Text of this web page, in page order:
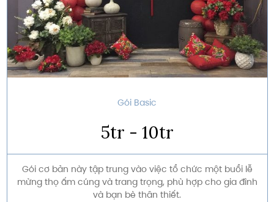
Gói Basic
5tr - 10tr
Gói cơ bản này tập trung vào việc tổ chức một buổi lễ
mừng thọ ấm cúng và trang trọng, phù hợp cho gia đình
và bạn bè thân thiết.